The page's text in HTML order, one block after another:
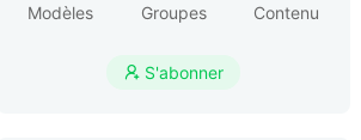
Modèles
Groupes
Contenu
 S'abonner